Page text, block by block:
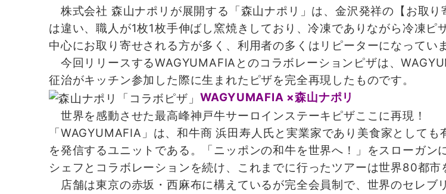
株式会社 森山ナポリが展開する「森山ナポリ」は、金沢発祥の【お取り
は違い、職人が1枚1枚手伸ばし窯焼きしており、冷凍でありながら冷凍ピ
中心にお取り寄せされる方が多く、利用者の多くはリピーターになっていま
今回リリースするWAGYUMAFIAとのコラボレーションピザは、
征治がキッチン参加した際に生まれたピザを完全再現したものです。
WAGYUMAFIA ×森山ナポリ
世界を感動させた最高峰神戸牛サーロインステーキピザここに再現！
「WAGYUMAFIA」は、和牛商 浜田寿人氏と実業家であり美食家として
を発信するユニットである。「ニッポンの和牛を世界へ！」をスローガ
シェフとコラボレーションを続け、これまでに行ったツアーは世界80都市
店舗は東京の赤坂・西麻布に構えているが完全会員制で、世界のセレブ